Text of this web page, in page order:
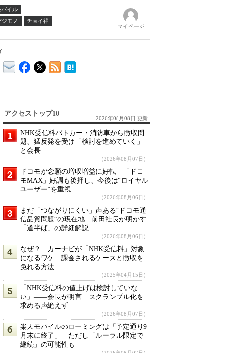
バイル
ジモノ
チョイ得
マイページ
アクセストップ10
2026年08月08日 更新
NHK受信料パトカー・消防車から徴収問
題、猛反発を受け「検討を進めていく」
と会長
（2026年08月07日）
ドコモが念願の増収増益に好転 「ドコ
モMAX」好調も後押し、今後は“ロイヤル
ユーザー”を重視
（2026年08月06日）
まだ「つながりにくい」声ある“ドコモ通
信品質問題”の現在地 前田社長が明かす
「道半ば」の詳細解説
（2026年08月06日）
なぜ？ カーナビが「NHK受信料」対象
になるワケ 課金されるケースと徴収を
免れる方法
（2025年04月15日）
「NHK受信料の値上げは検討していな
い」――会長が明言 スクランブル化を
求める声絶えず
（2026年08月07日）
楽天モバイルのローミングは「予定通り9
月末に終了」 ただし「ルーラル限定で
継続」の可能性も